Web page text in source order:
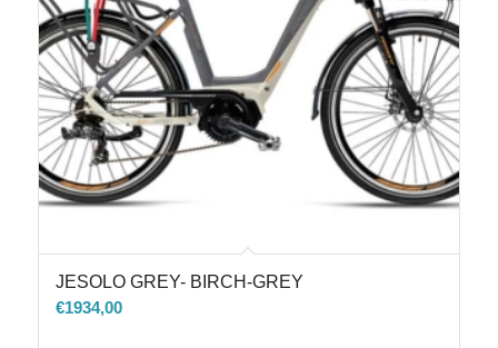
JESOLO GREY- BIRCH-GREY
€1934,00